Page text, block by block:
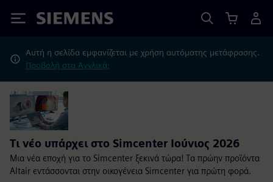
Siemens
Αυτή η σελίδα εμφανίζεται με χρήση αυτόματης μετάφρασης.
Προβολή στα Αγγλικά;
Τι νέο υπάρχει στο Simcenter Ιούνιος 2026
Μια νέα εποχή για το Simcenter ξεκινά τώρα! Τα πρώην προϊόντα
Altair εντάσσονται στην οικογένεια Simcenter για πρώτη φορά.